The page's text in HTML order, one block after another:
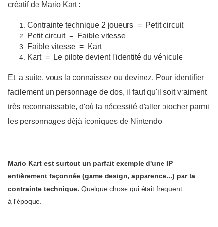
créatif de Mario Kart :
Contrainte technique 2 joueurs  =  Petit circuit
Petit circuit  =  Faible vitesse
Faible vitesse  =  Kart
Kart  =  Le pilote devient l'identité du véhicule
Et la suite, vous la connaissez ou devinez. Pour identifier
facilement un personnage de dos, il faut qu'il soit vraiment
très reconnaissable, d'où la nécessité d'aller piocher parmi
les personnages déjà iconiques de Nintendo.
Mario Kart est surtout un parfait exemple d'une IP
entièrement façonnée (game design, apparence...) par la
contrainte technique. Quelque chose qui était fréquent
à l'époque.